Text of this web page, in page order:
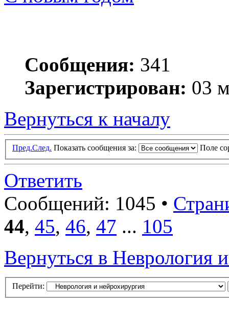
Сообщения: 341
Зарегистрирован: 03
Вернуться к началу
Пред.След. Показать сообщения за: Поле
Ответить
Сообщений: 1045 •
44, 45, 46, 47 ... 105
Вернуться в Неврология
Перейти: